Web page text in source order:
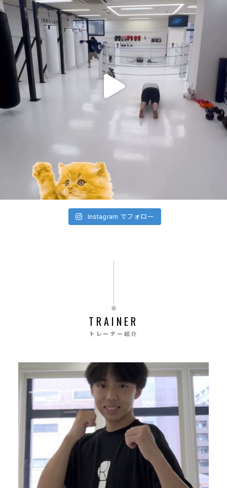
Instagram でフォロー
TRAINER
トレーナー紹介